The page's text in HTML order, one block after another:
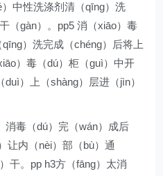
）中性洗涤剂清（qīng）洗
（gàn）。pp5 消（xiāo）毒
qīng）洗完成（chéng）后将上
）毒（dú）柜（guì）中开
duì）上（shàng）层进（jìn）
消毒（dú）完（wán）成后
让内（nèi）部（bù）通
干。pp h3方（fāng）太消